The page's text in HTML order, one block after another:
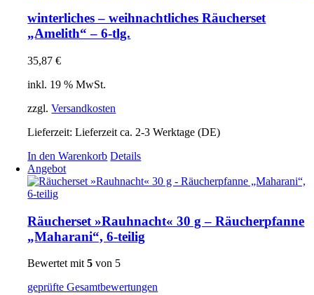
winterliches – weihnachtliches Räucherset
„Amelith“ – 6-tlg.
35,87€
inkl. 19 % MwSt.
zzgl.Versandkosten
Lieferzeit:Lieferzeit ca. 2-3 Werktage (DE)
In den Warenkorb Details
Angebot
Räucherset »Rauhnacht« 30 g – Räucherpfanne
„Maharani“, 6-teilig
Bewertet mit5 von 5
geprüfte Gesamtbewertungen